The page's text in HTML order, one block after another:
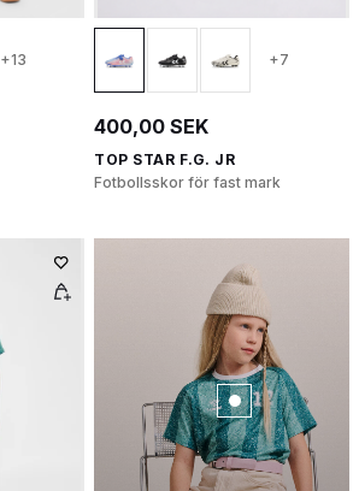
+13 +7
400,00 SEK
TOP STAR F.G. JR
Fotbollsskor för fast mark